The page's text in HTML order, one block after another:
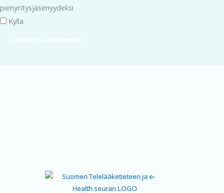
pienyritysjäsenyydeksi
Kyllä